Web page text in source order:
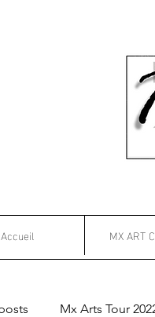
Accueil MX ART
Mx Arts Tour